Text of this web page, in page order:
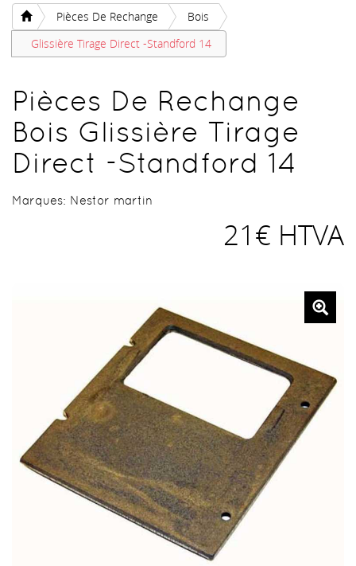
Pièces De Rechange
Bois
Glissière Tirage Direct -Standford 14
Pièces De Rechange
Bois Glissière Tirage
Direct -Standford 14
Marques: Nestor martin
21€ HTVA